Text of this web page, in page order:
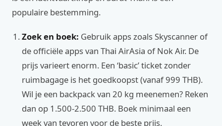
populaire bestemming.
Zoek en boek: Gebruik apps zoals Skyscanner of
de officiële apps van Thai AirAsia of Nok Air. De
prijs varieert enorm. Een ‘basic’ ticket zonder
ruimbagage is het goedkoopst (vanaf 999 THB).
Wil je een backpack van 20 kg meenemen? Reken
dan op 1.500-2.500 THB. Boek minimaal een
week van tevoren voor de beste prijs.